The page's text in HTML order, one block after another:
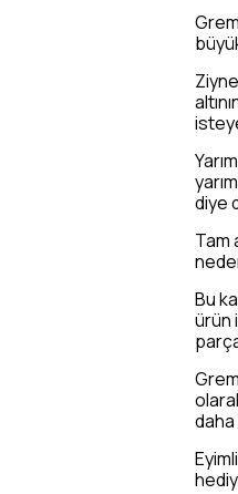
diye
Tam
Bu
ürün
daha